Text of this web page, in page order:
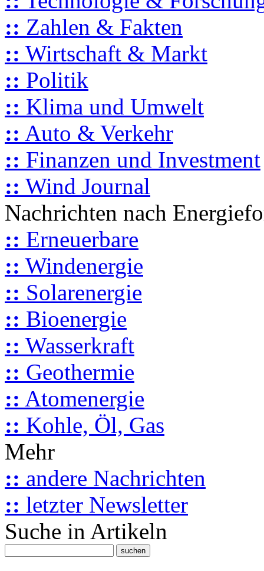
:: Zahlen & Fakten
:: Wirtschaft & Markt
:: Politik
:: Klima und Umwelt
:: Auto & Verkehr
:: Finanzen und Investment
:: Wind Journal
Nachrichten nach
:: Erneuerbare
:: Windenergie
:: Solarenergie
:: Bioenergie
:: Wasserkraft
:: Geothermie
:: Atomenergie
:: Kohle, Öl, Gas
Mehr
:: andere Nachrichten
:: letzter Newsletter
Suche in Artikeln